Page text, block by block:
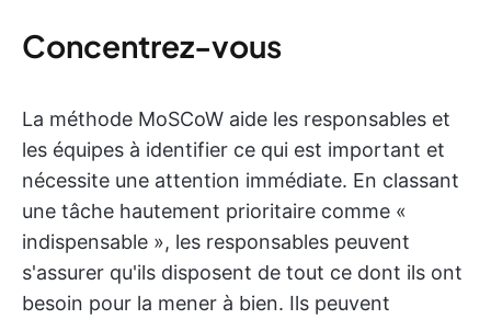
Concentrez-vous
La méthode MoSCoW aide les responsables et
les équipes à identifier ce qui est important et
nécessite une attention immédiate. En classant
une tâche hautement prioritaire comme «
indispensable », les responsables peuvent
s'assurer qu'ils disposent de tout ce dont ils ont
besoin pour la mener à bien. Ils peuvent